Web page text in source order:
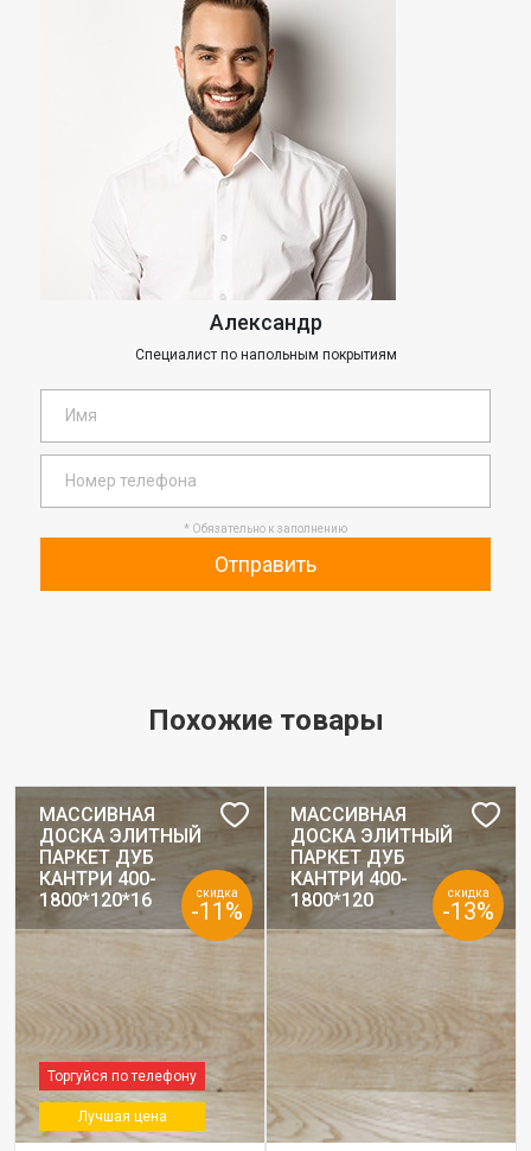
Александр
Специалист по напольным покрытиям
* Обязательно к заполнению
Отправить
Похожие товары
МАССИВНАЯ
ДОСКА ЭЛИТНЫЙ
ПАРКЕТ ДУБ
КАНТРИ 400-
1800*120*16
Торгуйся по телефону
Лучшая цена
скидка
-11%
МАССИВНАЯ
ДОСКА ЭЛИТНЫЙ
ПАРКЕТ ДУБ
КАНТРИ 400-
1800*120
скидка
-13%